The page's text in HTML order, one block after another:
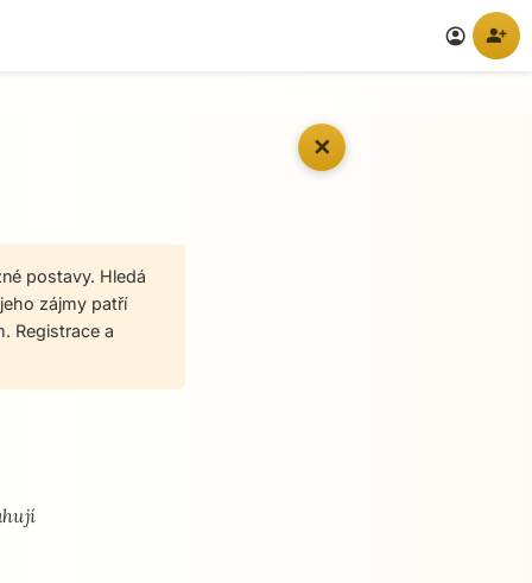
account_circle person_add
✕
postavy. Hledá
zájmy patří
Registrace a